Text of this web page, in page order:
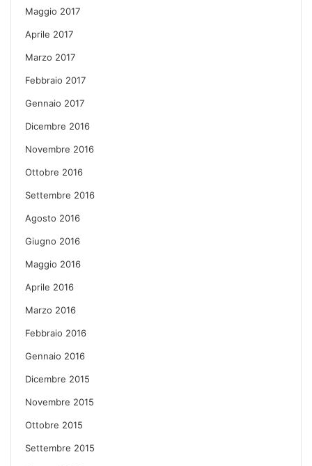
Maggio 2017
Aprile 2017
Marzo 2017
Febbraio 2017
Gennaio 2017
Dicembre 2016
Novembre 2016
Ottobre 2016
Settembre 2016
Agosto 2016
Giugno 2016
Maggio 2016
Aprile 2016
Marzo 2016
Febbraio 2016
Gennaio 2016
Dicembre 2015
Novembre 2015
Ottobre 2015
Settembre 2015